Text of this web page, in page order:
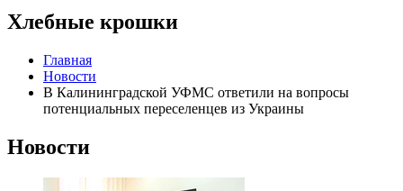
Хлебные крошки
Главная
Новости
В Калининградской УФМС ответили на вопросы
потенциальных переселенцев из Украины
Новости